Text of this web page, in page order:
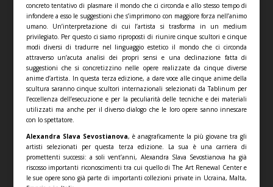
concreto tentativo di plasmare il mondo che ci circonda e allo stesso tempo di
infondere a esso le suggestioni che s’imprimono con maggiore forza nell’animo
umano. Un’interpretazione di cui l’artista si trasforma in un medium
privilegiato. Per questo ci siamo riproposti di riunire cinque scultori e cinque
modi diversi di tradurre nel linguaggio estetico il mondo che ci circonda
attraverso un’acuta analisi dei propri sensi e una declinazione fatta di
suggestioni che si concretizzino nelle opere realizzate da cinque diverse
anime d’artista. In questa terza edizione, a dare voce alle cinque anime della
scultura saranno cinque scultori internazionali selezionati da Tablinum per
l’eccellenza dell’esecuzione e per la peculiarità delle tecniche e dei materiali
utilizzati ma anche per il diverso dialogo che le loro opere sanno innescare
con lo spettatore.
Alexandra Slava Sevostianova, è anagraficamente la più giovane tra gli
artisti selezionati per questa terza edizione. La sua è una carriera di
promettenti successi: a soli vent’anni, Alexandra Slava Sevostianova ha già
riscosso importanti riconoscimenti tra cui quello di The Art Renewal Center e
le sue opere sono già parte di importanti collezioni private in Ucraina, Malta,